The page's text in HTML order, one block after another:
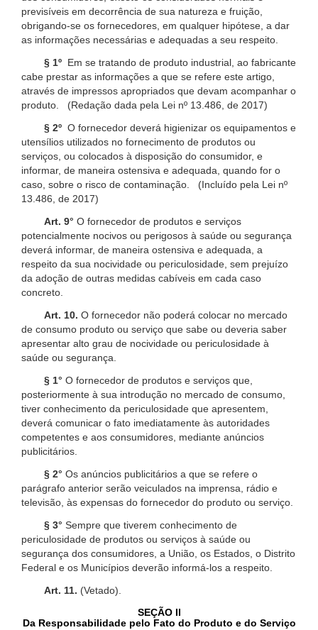
previsíveis em decorrência de sua natureza e fruição,
obrigando-se os fornecedores, em qualquer hipótese, a dar
as informações necessárias e adequadas a seu respeito.
§ 1º Em se tratando de produto industrial, ao fabricante
cabe prestar as informações a que se refere este artigo,
através de impressos apropriados que devam acompanhar o
produto. (Redação dada pela Lei nº 13.486, de 2017)
§ 2º O fornecedor deverá higienizar os equipamentos e
utensílios utilizados no fornecimento de produtos ou
serviços, ou colocados à disposição do consumidor, e
informar, de maneira ostensiva e adequada, quando for o
caso, sobre o risco de contaminação. (Incluído pela Lei nº
13.486, de 2017)
Art. 9° O fornecedor de produtos e serviços
potencialmente nocivos ou perigosos à saúde ou segurança
deverá informar, de maneira ostensiva e adequada, a
respeito da sua nocividade ou periculosidade, sem prejuízo
da adoção de outras medidas cabíveis em cada caso
concreto.
Art. 10. O fornecedor não poderá colocar no mercado
de consumo produto ou serviço que sabe ou deveria saber
apresentar alto grau de nocividade ou periculosidade à
saúde ou segurança.
§ 1° O fornecedor de produtos e serviços que,
posteriormente à sua introdução no mercado de consumo,
tiver conhecimento da periculosidade que apresentem,
deverá comunicar o fato imediatamente às autoridades
competentes e aos consumidores, mediante anúncios
publicitários.
§ 2° Os anúncios publicitários a que se refere o
parágrafo anterior serão veiculados na imprensa, rádio e
televisão, às expensas do fornecedor do produto ou serviço.
§ 3° Sempre que tiverem conhecimento de
periculosidade de produtos ou serviços à saúde ou
segurança dos consumidores, a União, os Estados, o Distrito
Federal e os Municípios deverão informá-los a respeito.
Art. 11. (Vetado).
SEÇÃO II
Da Responsabilidade pelo Fato do Produto e do Serviço